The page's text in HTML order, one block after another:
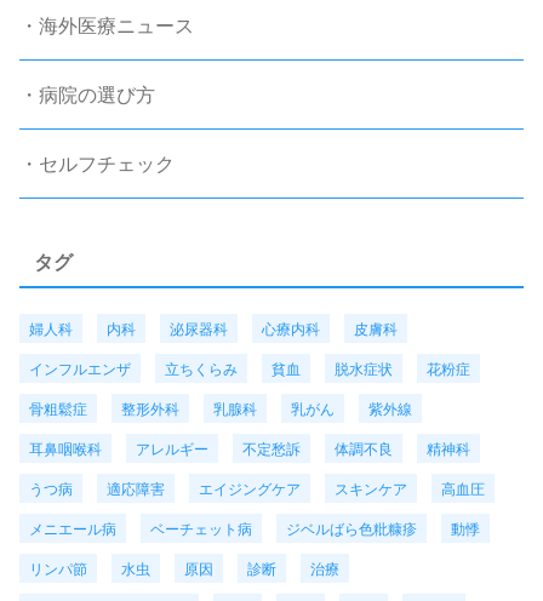
・海外医療ニュース
・病院の選び方
・セルフチェック
タグ
婦人科 内科 泌尿器科 心療内科
皮膚科
インフルエンザ
立ちくらみ 貧血 脱水症状
花粉症
骨粗鬆症
整形外科 乳腺科 乳がん
紫外線
耳鼻咽喉科
アレルギー 不定愁訴 体調不良
精神科
うつ病
適応障害 エイジングケア スキンケア
高血圧
メニエール病
ベーチェット病 ジベルばら色粃糠疹
動悸
リンパ節
水虫 原因 診断
治療